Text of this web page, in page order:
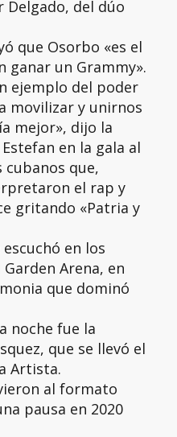
Delgado, del dúo
que Osorbo «es el
un Grammy».
ejemplo del poder
movilizar y unirnos
mejor», dijo la
en la gala al
que,
el rap y
gritando «Patria y
en los
Arena, en
que dominó
noche fue la
que se llevó el
Artista.
al formato
pausa en 2020